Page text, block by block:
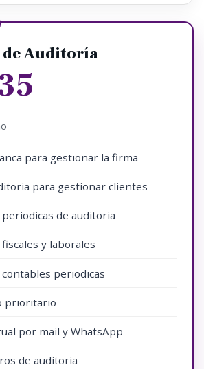
de Auditoría
para gestionar la firma
para gestionar clientes
de auditoria
y laborales
periodicas
prioritario
por mail y WhatsApp
de auditoria